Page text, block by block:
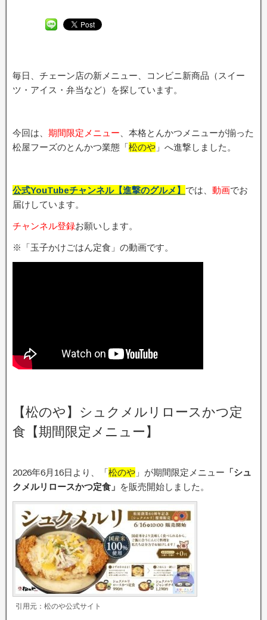
毎日、チェーン店の新メニュー、コンビニ新商品（スイー
ツ・アイス・弁当など）を探しています。
今回は、 期間限定メニュー 、本格とんかつメニューが揃った
松屋フーズのとんかつ業態「松のや 」へ進撃しました。
公式YouTubeチャンネル【進撃のグルメ】 では、 動画でお
届けしています。
チャンネル登録お願いします。
※「玉子かけごはん定食」の動画です。
【松のや】シュクメルリロースかつ定
食【期間限定メニュー】
2026年6月16日より、「松のや 」が期間限定メニュー 「シュ
クメルリロースかつ定食」 を販売開始しました。
引用元：松のや公式サイト